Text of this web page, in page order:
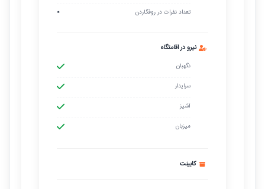
تعداد نفرات در روفگاردن
0
نیرو در اقامتگاه
نگهبان
سرایدار
آشپز
میزبان
کابینت